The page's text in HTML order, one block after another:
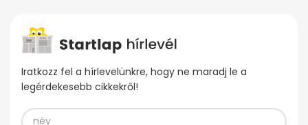
Iratkozz fel a hírlevelünkre, hogy ne maradj le a
legérdekesebb cikkekről!